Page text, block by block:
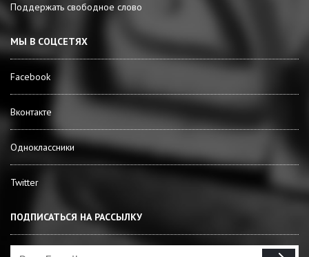
Поддержать свободное слово
МЫ В СОЦСЕТЯХ
Facebook
Вконтакте
Одноклассники
Twitter
ПОДПИСАТЬСЯ НА РАССЫЛКУ